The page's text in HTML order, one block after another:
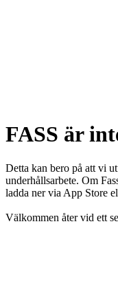
FASS är
Detta kan bero på att vi
underhållsarbete. Om
ladda ner via App Store
Välkommen åter vid ett